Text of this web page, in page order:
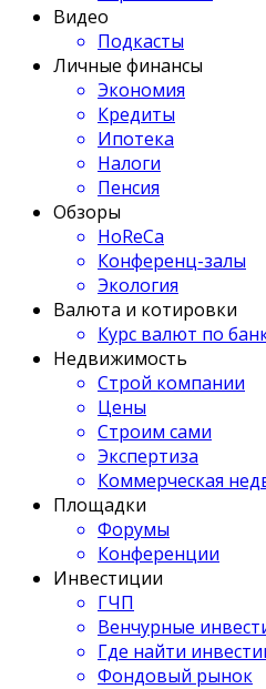
Видео
Подкасты
Личные финансы
Экономия
Кредиты
Ипотека
Налоги
Пенсия
Обзоры
HoReCa
Конференц-залы
Экология
Валюта и котировки
Курс валют по
Недвижимость
Строй компании
Цены
Строим сами
Экспертиза
Коммерческая
Площадки
Форумы
Конференции
Инвестиции
ГЧП
Венчурные
Где найти
Фондовый рынок